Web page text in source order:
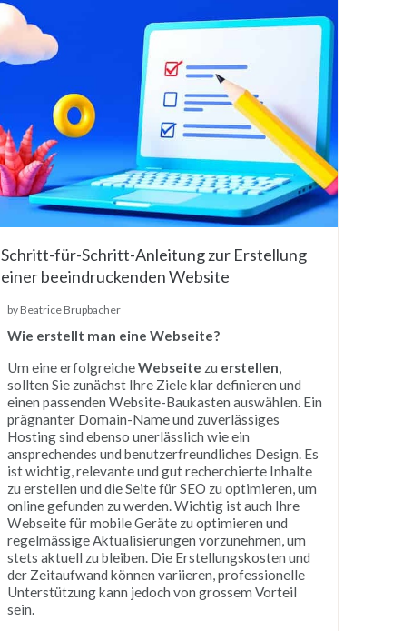
Schritt-für-Schritt-Anleitung zur Erstellung
einer beeindruckenden Website
by Beatrice Brupbacher
Wie erstellt man eine Webseite?
Um eine erfolgreicheWebseite zu erstellen,
sollten Sie zunächst Ihre Ziele klar definieren und
einen passenden Website-Baukasten auswählen. Ein
prägnanter Domain-Name und zuverlässiges
Hosting sind ebenso unerlässlich wie ein
ansprechendes und benutzerfreundliches Design. Es
ist wichtig, relevante und gut recherchierte Inhalte
zu erstellen und die Seite für SEO zu optimieren, um
online gefunden zu werden. Wichtig ist auch Ihre
Webseite für mobile Geräte zu optimieren und
regelmässige Aktualisierungen vorzunehmen, um
stets aktuell zu bleiben. Die Erstellungskosten und
der Zeitaufwand können variieren, professionelle
Unterstützung kann jedoch von grossem Vorteil
sein.